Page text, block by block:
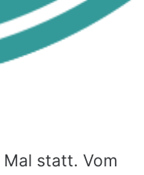
statt. Vom